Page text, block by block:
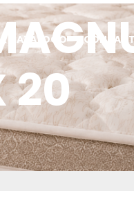
CATÁLOGO
20